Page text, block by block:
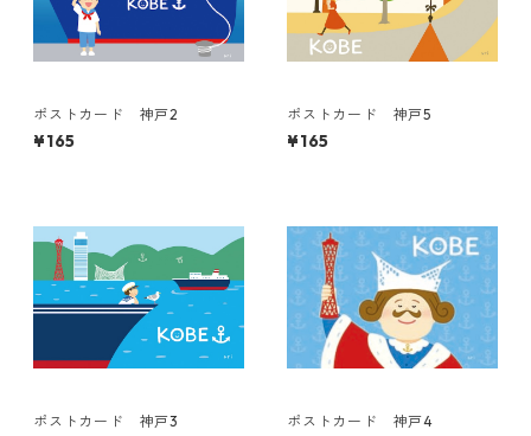
ポストカード 神戸2
¥165
ポストカード 神戸5
¥165
ポストカード 神戸3 ポストカード 神戸4